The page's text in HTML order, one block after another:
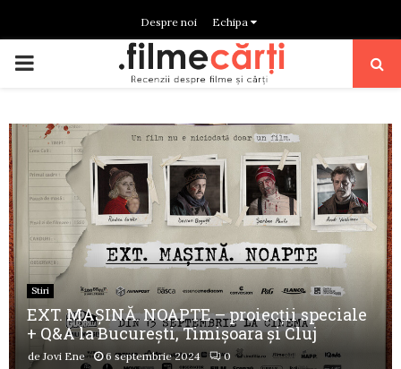
Despre noi Echipa
PRIMARY
Stiri
EXT. MAȘINĂ. NOAPTE – proiecții speciale
+ Q&A la București, Timișoara și Cluj
deJovi Ene 6 septembrie 2024 0